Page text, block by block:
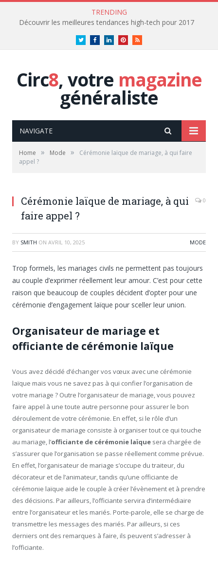
TRENDING
Découvrir les meilleures tendances high-tech pour 2017
TwitterFacebookLinkedInPinterestRSS
Circ8, votre magazine
généraliste
NAVIGATE
Home » Mode »
Cérémonie laïque de mariage, à qui faire
appel ?
Cérémonie laïque de mariage, à qui
faire appel ?
0
BY SMITH ON AVRIL 10, 2025 MODE
Trop formels, les mariages civils ne permettent pas toujours
au couple d’exprimer réellement leur amour. C’est pour cette
raison que beaucoup de couples décident d’opter pour une
cérémonie d’engagement laïque pour sceller leur union.
Organisateur de mariage et
officiante de cérémonie laïque
Vous avez décidé d’échanger vos vœux avec une cérémonie
laïque mais vous ne savez pas à qui confier l’organisation de
votre mariage ? Outre l’organisateur de mariage, vous pouvez
faire appel à une toute autre personne pour assurer le bon
déroulement de votre cérémonie. En effet, si le rôle d’un
organisateur de mariage consiste à organiser tout ce qui touche
au mariage, l’officiante de cérémonie laïque sera chargée de
s’assurer que l’organisation se passe réellement comme prévue.
En effet, l’organisateur de mariage s’occupe du traiteur, du
décorateur et de l’animateur, tandis qu’une officiante de
cérémonie laïque aide le couple à créer l’évènement et à prendre
des décisions. Par ailleurs, l’officiante servira d’intermédiaire
entre l’organisateur et les mariés. Porte-parole, elle se charge de
transmettre les messages des mariés. Par ailleurs, si ces
derniers ont des remarques à faire, ils peuvent s’adresser à
l’officiante.